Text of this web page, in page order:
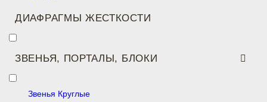
ДИАФРАГМЫ ЖЕСТКОСТИ
ЗВЕНЬЯ, ПОРТАЛЫ, БЛОКИ
Звенья Круглые